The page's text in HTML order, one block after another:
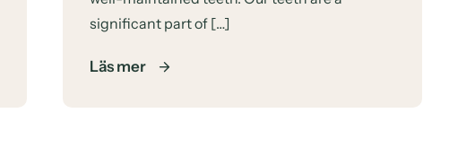
significant part of […]
Läs mer